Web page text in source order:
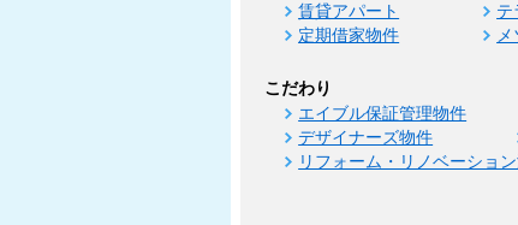
賃貸アパート テ
定期借家物件
こだわり
エイブル保証管理物件
デザイナーズ物件
リフォーム・リノベーショ